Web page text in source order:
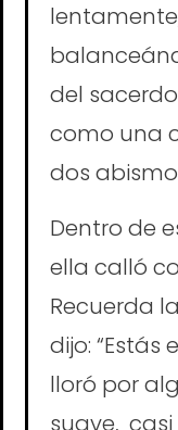
del
como una
dos
Dentro de
ella calló
Recuerda
dijo:
lloró por
suave,